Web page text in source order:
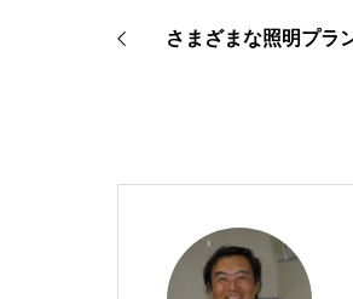
さまざまな照明プラ